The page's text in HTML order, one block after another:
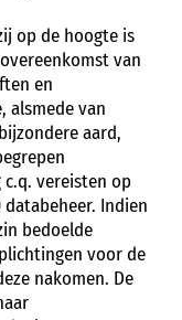
op de hoogte is
van
en
alsmede van
aard,
c.q. vereisten op
Indien
bedoelde
voor de
nakomen. De